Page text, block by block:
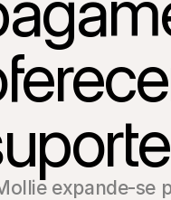
expande-se